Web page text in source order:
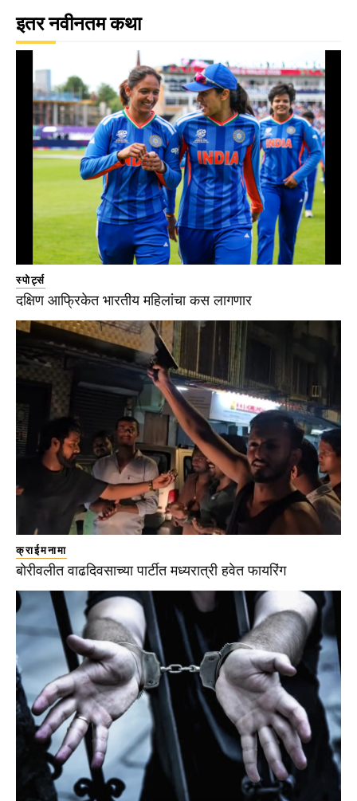
इतर नवीनतम कथा
स्पोर्ट्स
दक्षिण आफ्रिकेत भारतीय महिलांचा कस लागणार
क्राईमनामा
बोरीवलीत वाढदिवसाच्या पार्टीत मध्यरात्री हवेत फायरिंग